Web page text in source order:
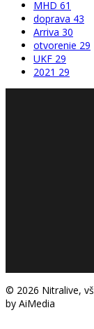
MHD 61
doprava 43
Arriva 30
otvorenie 29
UKF 29
2021 29
© 2026 Nitralive,
by AiMedia